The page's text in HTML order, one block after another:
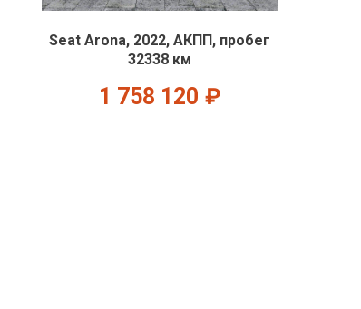
Seat Arona, 2022, АКПП, пробег
32338 км
1 758 120 ₽